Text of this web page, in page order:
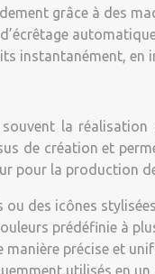
grâce à des
instantanément,
la
de création et
pour la production
des icônes
prédéfinie à
précise et
utilisés en